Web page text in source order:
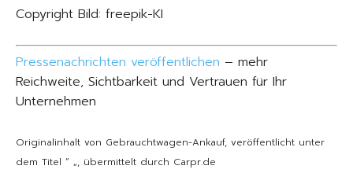
Copyright Bild: freepik-KI
Pressenachrichten veröffentlichen – mehr
Reichweite, Sichtbarkeit und Vertrauen für Ihr
Unternehmen
Originalinhalt von Gebrauchtwagen-Ankauf, veröffentlicht unter
dem Titel “ „, übermittelt durch Carpr.de